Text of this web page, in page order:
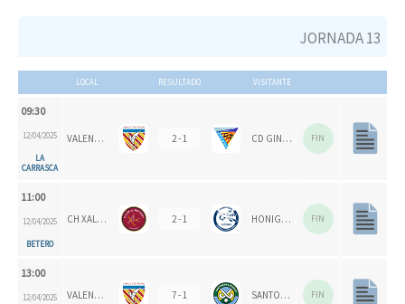
JORNADA 13
LOCAL RESULTADO VISITANTE
09:30
12/04/2025
LA
CARRASCA
VALENCIA CH 1924 2 - 1 CD GINER DE LOS RÍOS FIN
11:00
12/04/2025
BETERO
CH XALOC 2 - 1 HONIGVÖGEL HH 79 FIN
13:00
12/04/2025 VALENCIA CH 7 - 1 SANTOMERA HC FIN